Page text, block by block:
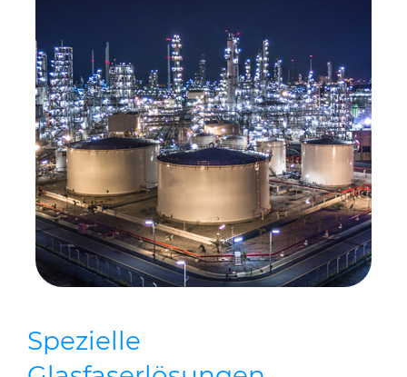
Spezielle